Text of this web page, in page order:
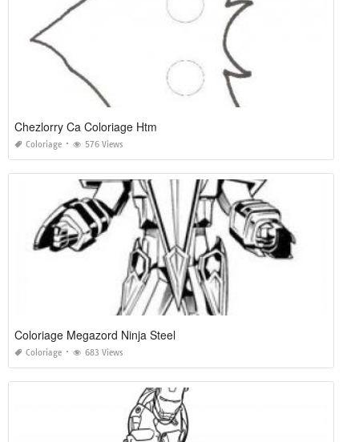
Chezlorry Ca Coloriage Htm
Coloriage 576 Views
Coloriage Megazord Ninja Steel
Coloriage 683 Views